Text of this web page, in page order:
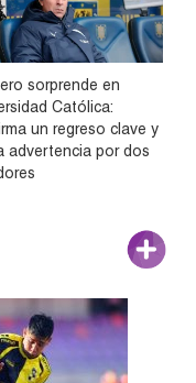
sorprende en
Católica:
un regreso clave y
advertencia por dos